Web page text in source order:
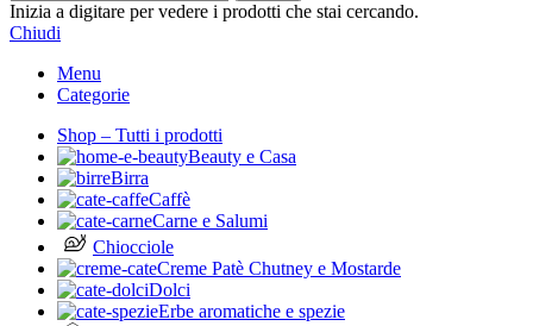
Inizia a digitare per vedere i prodotti che stai cercando.
Chiudi
Menu
Categorie
Shop – Tutti i prodotti
Beauty e Casa
Birra
Caffè
Carne e Salumi
Chiocciole
Creme Patè Chutney e Mostarde
Dolci
Erbe aromatiche e spezie